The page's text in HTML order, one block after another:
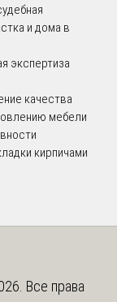
и дома в
экспертиза
качества
мебели
кирпичами
Все права